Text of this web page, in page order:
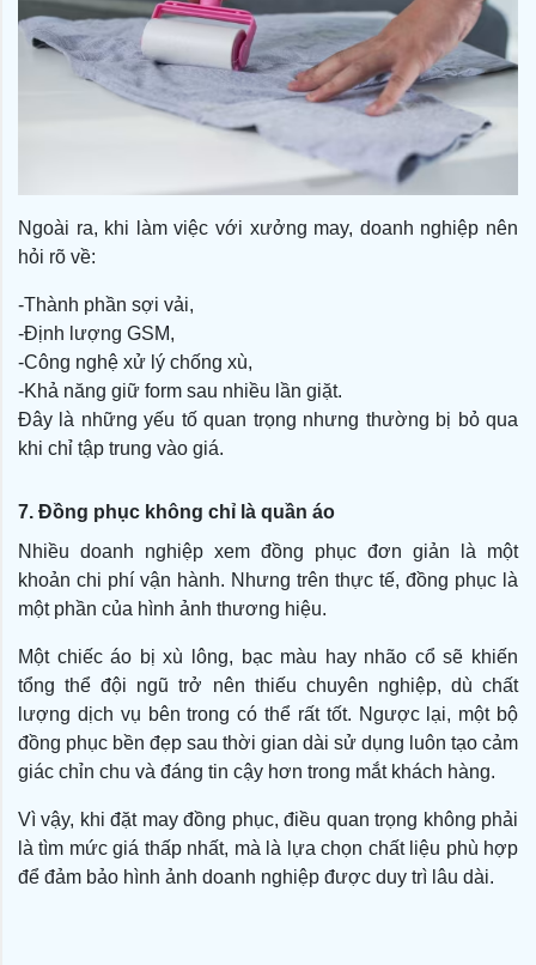
Ngoài ra, khi làm việc với xưởng may, doanh nghiệp nên
hỏi rõ về:
-Thành phần sợi vải,
-Định lượng GSM,
-Công nghệ xử lý chống xù,
-Khả năng giữ form sau nhiều lần giặt.
Đây là những yếu tố quan trọng nhưng thường bị bỏ qua
khi chỉ tập trung vào giá.
7. Đồng phục không chỉ là quần áo
Nhiều doanh nghiệp xem đồng phục đơn giản là một
khoản chi phí vận hành. Nhưng trên thực tế, đồng phục là
một phần của hình ảnh thương hiệu.
Một chiếc áo bị xù lông, bạc màu hay nhão cổ sẽ khiến
tổng thể đội ngũ trở nên thiếu chuyên nghiệp, dù chất
lượng dịch vụ bên trong có thể rất tốt. Ngược lại, một bộ
đồng phục bền đẹp sau thời gian dài sử dụng luôn tạo cảm
giác chỉn chu và đáng tin cậy hơn trong mắt khách hàng.
Vì vậy, khi đặt may đồng phục, điều quan trọng không phải
là tìm mức giá thấp nhất, mà là lựa chọn chất liệu phù hợp
để đảm bảo hình ảnh doanh nghiệp được duy trì lâu dài.